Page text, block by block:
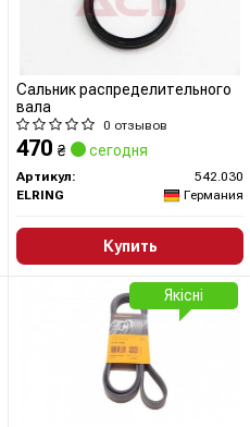
Сальник распределительного
вала
0 отзывов
470 ₴ сегодня
Артикул:
542.030
ELRING
Германия
Купить
Якісні